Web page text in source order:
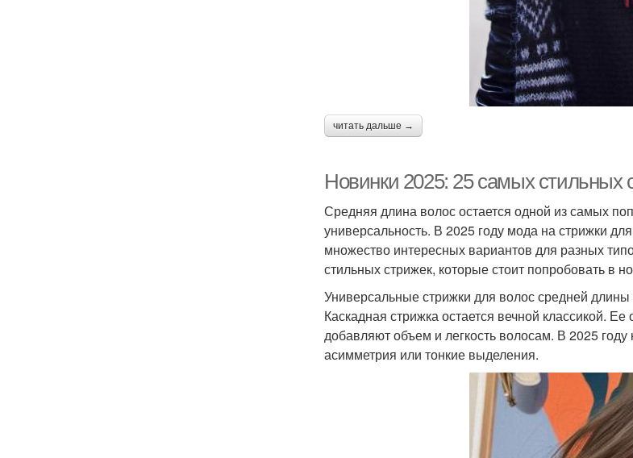
читать дальше →
Новинки 2025: 25 самых стильных
Средняя длина волос остается одной из самых
универсальность. В 2025 году мода на стрижки
множество интересных вариантов для разных
стильных стрижек, которые стоит попробовать в
Универсальные стрижки для волос средней длины
Каскадная стрижка остается вечной классикой.
добавляют объем и легкость волосам. В 2025
асимметрия или тонкие выделения.